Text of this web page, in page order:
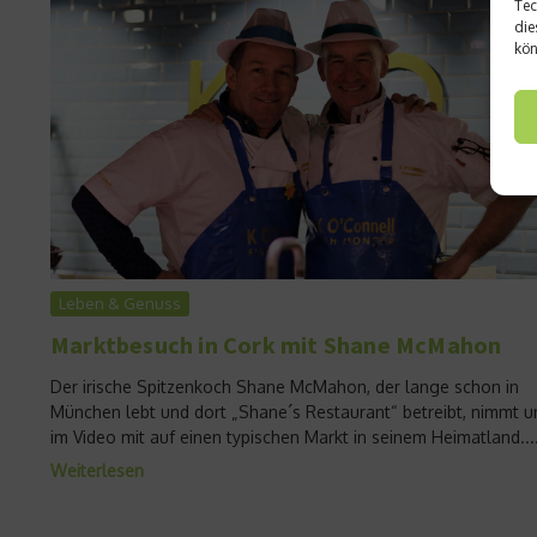
Leben & Genuss
Marktbesuch in Cork mit Shane McMahon
Der irische Spitzenkoch Shane McMahon, der lange schon in
München lebt und dort „Shane´s Restaurant“ betreibt, nimmt
im Video mit auf einen typischen Markt in seinem Heimatland....
Weiterlesen